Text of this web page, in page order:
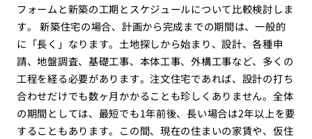
フォームと新築の工期とスケジュールについて比較検討しま
す。 新築住宅の場合、計画から完成までの期間は、一般的
に「長く」なります。土地探しから始まり、設計、各種申
請、地盤調査、基礎工事、本体工事、外構工事など、多くの
工程を経る必要があります。注文住宅であれば、設計の打ち
合わせだけでも数ヶ月かかることも珍しくありません。全体
の期間としては、最短でも1年前後、長い場合は2年以上を要
することもあります。この間、現在の住まいの家賃や、仮住